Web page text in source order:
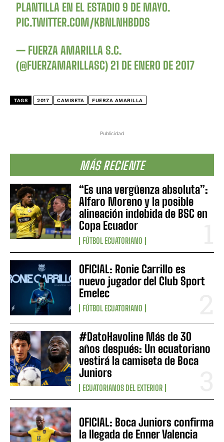
Publicidad
MÁS RECIENTE
“Es una vergüenza absoluta”:
Alfaro Moreno y la posible
alineación indebida de BSC en
Copa Ecuador
FÚTBOL ECUATORIANO
OFICIAL: Ronie Carrillo es
nuevo jugador del Club Sport
Emelec
FÚTBOL ECUATORIANO
#DatoHavoline Más de 30
años después: Un ecuatoriano
vestirá la camiseta de Boca
Juniors
ECUATORIANOS DEL EXTERIOR
OFICIAL: Boca Juniors confirma
la llegada de Enner Valencia
PLANTILLA EN EL ESTADIO 9 DE MAYO.
PIC.TWITTER.COM/KBNLNHBDDS
— FUERZA AMARILLA S.C.
(@FUERZAMARILLASC)21 DE ENERO DE 2017
TAGS 2017 CAMISETA FUERZA AMARILLA